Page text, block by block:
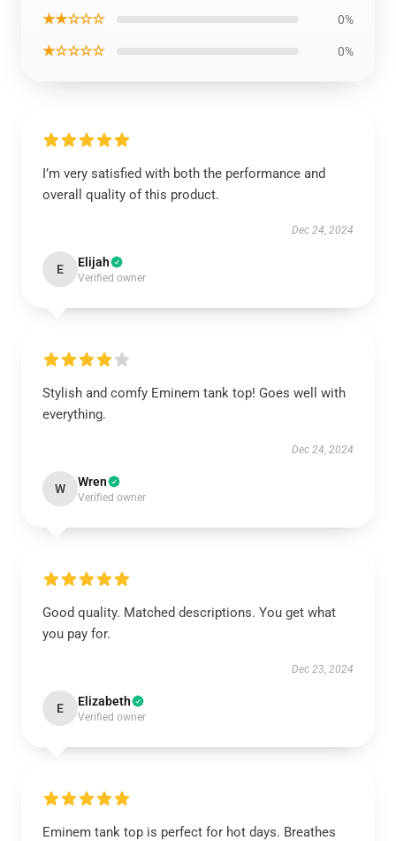
★★☆☆☆ 0%
★☆☆☆☆ 0%
I’m very satisfied with both the performance and
overall quality of this product.
Dec 24, 2024
E Elijah
Verified owner
Stylish and comfy Eminem tank top! Goes well with
everything.
Dec 24, 2024
W Wren
Verified owner
Good quality. Matched descriptions. You get what
you pay for.
Dec 23, 2024
E Elizabeth
Verified owner
Eminem tank top is perfect for hot days. Breathes